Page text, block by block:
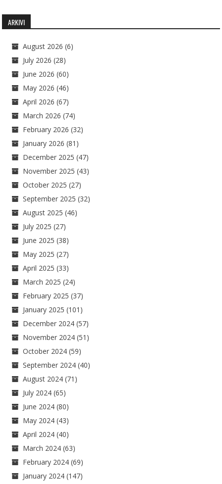
ARKIVI
August 2026 (6)
July 2026 (28)
June 2026 (60)
May 2026 (46)
April 2026 (67)
March 2026 (74)
February 2026 (32)
January 2026 (81)
December 2025 (47)
November 2025 (43)
October 2025 (27)
September 2025 (32)
August 2025 (46)
July 2025 (27)
June 2025 (38)
May 2025 (27)
April 2025 (33)
March 2025 (24)
February 2025 (37)
January 2025 (101)
December 2024 (57)
November 2024 (51)
October 2024 (59)
September 2024 (40)
August 2024 (71)
July 2024 (65)
June 2024 (80)
May 2024 (43)
April 2024 (40)
March 2024 (63)
February 2024 (69)
January 2024 (147)